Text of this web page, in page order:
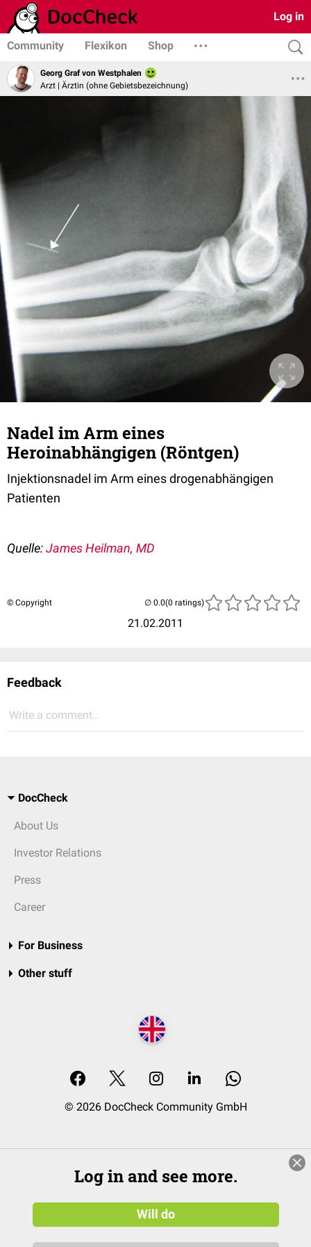
Log in
Community Flexikon Shop
Georg Graf von Westphalen
Arzt | Ärztin (ohne Gebietsbezeichnung)
Nadel im Arm eines
Heroinabhängigen (Röntgen)
Injektionsnadel im Arm eines drogenabhängigen
Patienten
Quelle:James Heilman, MD
© Copyright
21.02.2011
(0 ratings)
Feedback
Write a comment...
DocCheck
About Us
Investor Relations
Press
Career
For Business
Other stuff
© 2026 DocCheck Community GmbH
Log in and see more.
Will do